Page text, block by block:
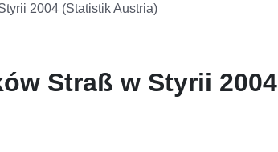
2004 (Statistik Austria)
Straß w Styrii 2004